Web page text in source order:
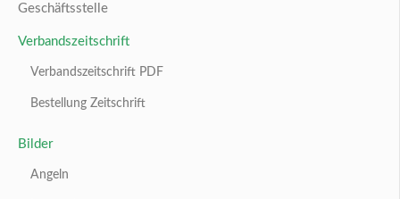
Geschäftsstelle
Verbandszeitschrift
Verbandszeitschrift PDF
Bestellung Zeitschrift
Bilder
Angeln